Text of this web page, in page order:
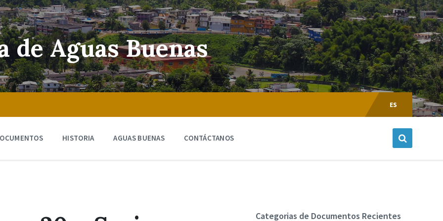
de Aguas Buenas
Escoger
Lenguaje:
ES
HISTORIA AGUAS BUENAS CONTÁCTANOS
Categorias de Documentos Recientes